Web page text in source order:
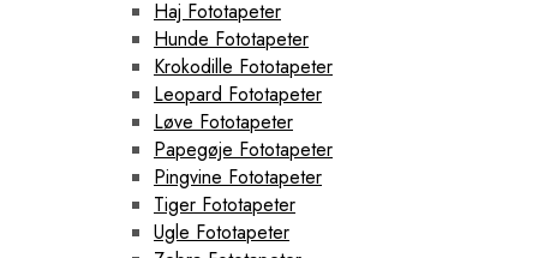
Haj Fototapeter
Hunde Fototapeter
Krokodille Fototapeter
Leopard Fototapeter
Løve Fototapeter
Papegøje Fototapeter
Pingvine Fototapeter
Tiger Fototapeter
Ugle Fototapeter